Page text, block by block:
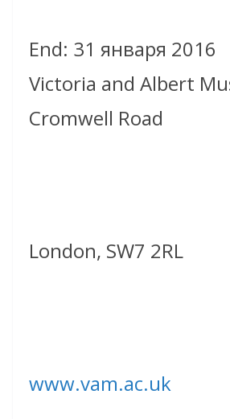
End: 31 января 2016
Victoria and Albert
Cromwell Road
London, SW7 2RL
www.vam.ac.uk